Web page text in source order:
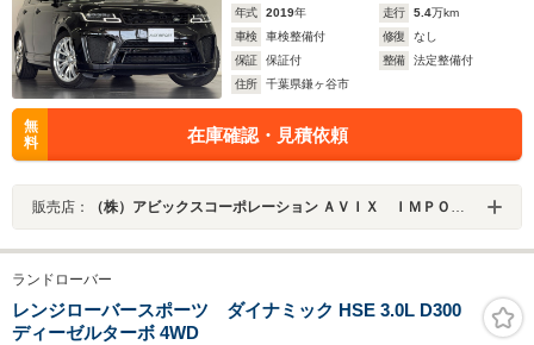
年式
2019年 走行 5.4万km
車検
車検整備付 修復
なし
保証
保証付 整備
法定整備付
住所
千葉県鎌ヶ谷市
無
料
在庫確認・見積依頼
販売店： （株）アビックスコーポレーション ＡＶＩＸ ＩＭＰＯＲＴ 鎌ヶ谷店
ランドローバー
レンジローバースポーツ ダイナミック HSE 3.0L D300
ディーゼルターボ 4WD